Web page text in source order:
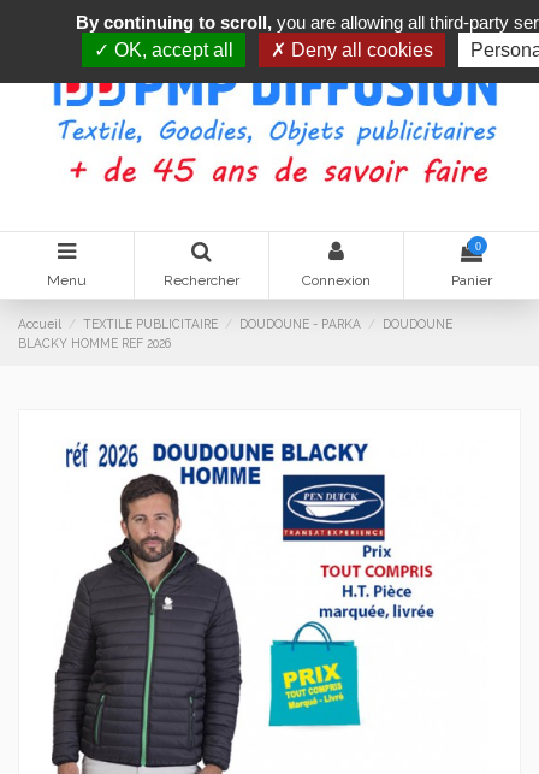
Menu Rechercher Connexion
0
Panier
Accueil TEXTILE PUBLICITAIRE DOUDOUNE - PARKA
DOUDOUNE
BLACKY HOMME REF 2026
By continuing to scroll, you are allowing all third-party
OK, accept all
Deny all cookies